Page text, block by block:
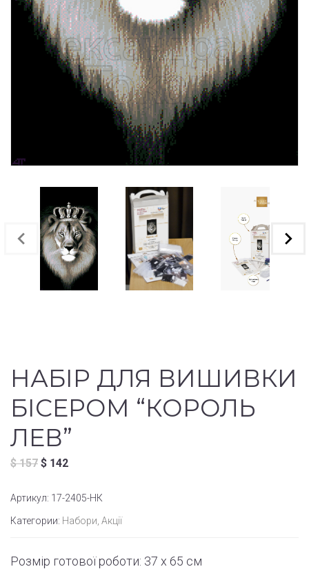
НАБІР ДЛЯ ВИШИВКИ
БІСЕРОМ “КОРОЛЬ
ЛЕВ”
$157 $ 142
Артикул: 17-2405-НК
Категории: Набори, Акції
Розмір готової роботи: 37 x 65 см